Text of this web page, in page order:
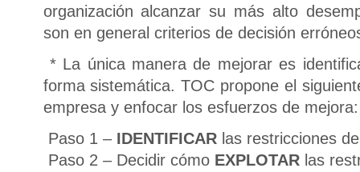
organización alcanzar su más alto
son en general criterios de decisión
* La única manera de mejorar es
forma sistemática. TOC propone el
empresa y enfocar los esfuerzos de mejora:
Paso 1 – IDENTIFICARlas restricciones
Paso 2 – Decidir cómo EXPLOTARlas